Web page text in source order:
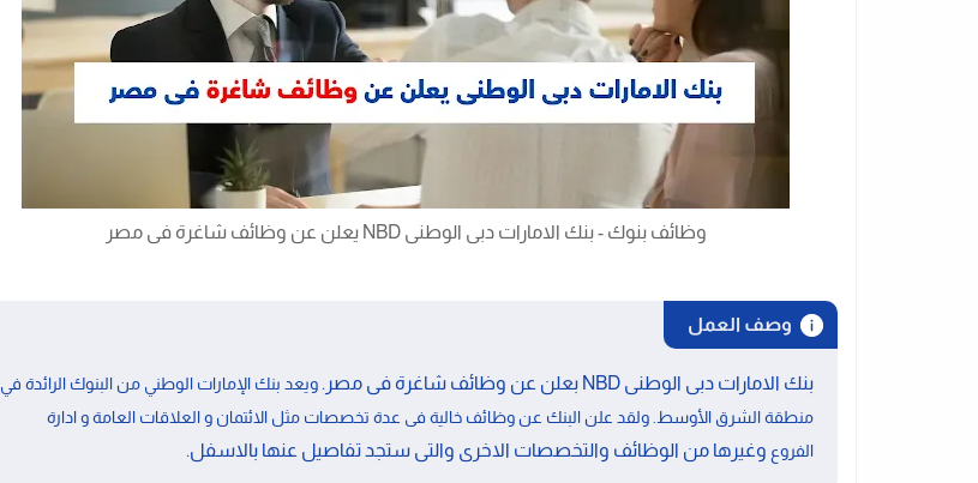
وظائف بنوك - بنك الامارات دبى الوطنى NBD يعلن عن وظائف شاغرة فى مصر
وصف العمل
بنك الامارات دبى الوطنى NBD بعلن عن وظائف شاغرة فى مصر.
ويعد بنك الإمارات الوطني من البنوك الرائدة في
منطقة الشرق الأوسط. ولقد علن البنك عن وظائف خالية فى عدة تخصصات مثل الائتمان و العلاقات العامة و ادارة
الفروع وغيرها من الوظائف والتخصصات الاخرى والتى ستجد تفاصيل عنها بالاسفل.